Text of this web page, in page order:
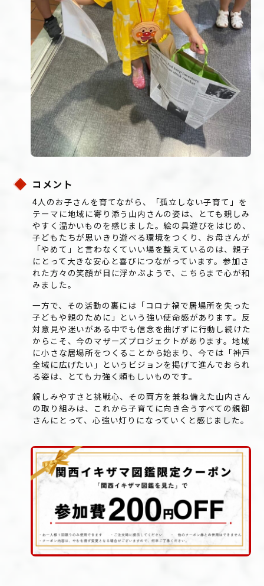
コメント
4人のお子さんを育てながら、「孤立しない子育て」を
テーマに地域に寄り添う山内さんの姿は、とても親しみ
やすく温かいものを感じました。絵の具遊びをはじめ、
子どもたちが思いきり遊べる環境をつくり、お母さんが
「やめて」と言わなくていい場を整えているのは、親子
にとって大きな安心と喜びにつながっています。参加さ
れた方々の笑顔が目に浮かぶようで、こちらまで心が和
みました。
一方で、その活動の裏には「コロナ禍で居場所を失った
子どもや親のために」という強い使命感があります。反
対意見や迷いがある中でも信念を曲げずに行動し続けた
からこそ、今のマザーズプロジェクトがあります。地域
に小さな居場所をつくることから始まり、今では「神戸
全域に広げたい」というビジョンを掲げて進んでおられ
る姿は、とても力強く頼もしいものです。
親しみやすさと挑戦心、その両方を兼ね備えた山内さん
の取り組みは、これから子育てに向き合うすべての親御
さんにとって、心強い灯りになっていくと感じました。